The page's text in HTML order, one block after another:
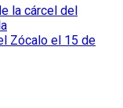
la cárcel del
Zócalo el 15 de